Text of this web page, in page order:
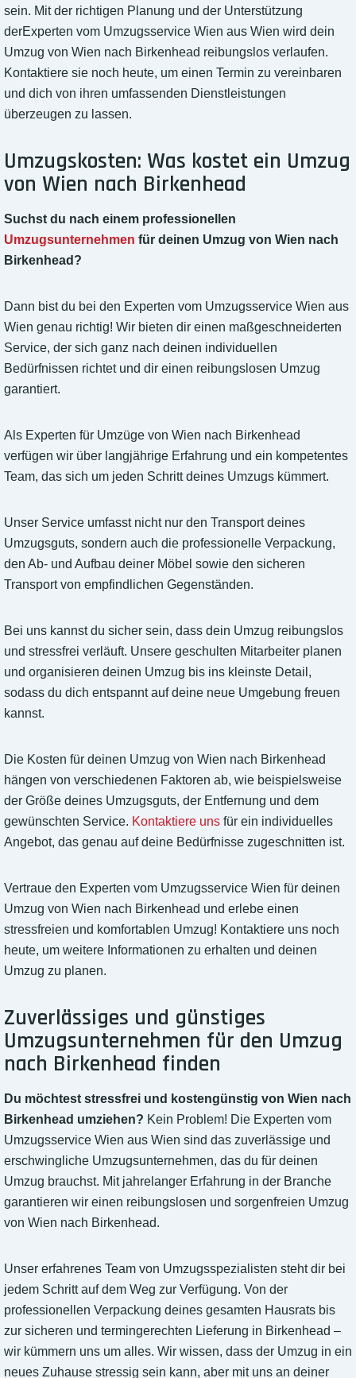
sein. Mit der richtigen Planung und der Unterstützung
derExperten vom Umzugsservice Wien aus Wien wird dein
Umzug von Wien nach Birkenhead reibungslos verlaufen.
Kontaktiere sie noch heute, um einen Termin zu vereinbaren
und dich von ihren umfassenden Dienstleistungen
überzeugen zu lassen.
Umzugskosten: Was kostet ein Umzug
von Wien nach Birkenhead
Suchst du nach einem professionellen
Umzugsunternehmen für deinen Umzug von Wien nach
Birkenhead?
Dann bist du bei den Experten vom Umzugsservice Wien aus
Wien genau richtig! Wir bieten dir einen maßgeschneiderten
Service, der sich ganz nach deinen individuellen
Bedürfnissen richtet und dir einen reibungslosen Umzug
garantiert.
Als Experten für Umzüge von Wien nach Birkenhead
verfügen wir über langjährige Erfahrung und ein kompetentes
Team, das sich um jeden Schritt deines Umzugs kümmert.
Unser Service umfasst nicht nur den Transport deines
Umzugsguts, sondern auch die professionelle Verpackung,
den Ab- und Aufbau deiner Möbel sowie den sicheren
Transport von empfindlichen Gegenständen.
Bei uns kannst du sicher sein, dass dein Umzug reibungslos
und stressfrei verläuft. Unsere geschulten Mitarbeiter planen
und organisieren deinen Umzug bis ins kleinste Detail,
sodass du dich entspannt auf deine neue Umgebung freuen
kannst.
Die Kosten für deinen Umzug von Wien nach Birkenhead
hängen von verschiedenen Faktoren ab, wie beispielsweise
der Größe deines Umzugsguts, der Entfernung und dem
gewünschten Service. Kontaktiere uns für ein individuelles
Angebot, das genau auf deine Bedürfnisse zugeschnitten ist.
Vertraue den Experten vom Umzugsservice Wien für deinen
Umzug von Wien nach Birkenhead und erlebe einen
stressfreien und komfortablen Umzug! Kontaktiere uns noch
heute, um weitere Informationen zu erhalten und deinen
Umzug zu planen.
Zuverlässiges und günstiges
Umzugsunternehmen für den Umzug
nach Birkenhead finden
Du möchtest stressfrei und kostengünstig von Wien nach
Birkenhead umziehen? Kein Problem! Die Experten vom
Umzugsservice Wien aus Wien sind das zuverlässige und
erschwingliche Umzugsunternehmen, das du für deinen
Umzug brauchst. Mit jahrelanger Erfahrung in der Branche
garantieren wir einen reibungslosen und sorgenfreien Umzug
von Wien nach Birkenhead.
Unser erfahrenes Team von Umzugsspezialisten steht dir bei
jedem Schritt auf dem Weg zur Verfügung. Von der
professionellen Verpackung deines gesamten Hausrats bis
zur sicheren und termingerechten Lieferung in Birkenhead –
wir kümmern uns um alles. Wir wissen, dass der Umzug in ein
neues Zuhause stressig sein kann, aber mit uns an deiner